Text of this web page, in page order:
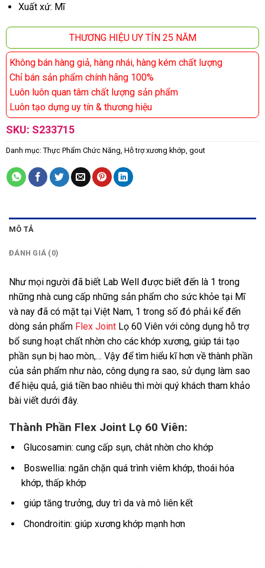
Xuất xứ: Mĩ
THƯƠNG HIỆU UY TÍN 25 NĂM
Không bán hàng giả, hàng nhái, hàng kém chất lượng
Chỉ bán sản phẩm chính hãng 100%
Luôn luôn quan tâm chất lượng sản phẩm
Luôn tạo dựng uy tín & thương hiệu
SKU: S233715
Danh mục: Thực Phẩm Chức Năng Hỗ trợ xương khớp, gout
MÔ TẢ
ĐÁNH GIÁ (0)
Như mọi người đã biết Lab Well được biết đến là 1 trong
những nhà cung cấp những sản phẩm cho sức khỏe tại Mĩ
và nay đã có mặt tại Việt Nam, 1 trong số đó phải kể đến
dòng sản phẩm Flex Joint Lọ 60 Viên với công dụng hỗ trợ
bổ sung hoạt chất nhờn cho các khớp xương, giúp tái tạo
phần sụn bị hao mòn,… Vậy để tìm hiểu kĩ hơn về thành phần
của sản phẩm như nào, công dụng ra sao, sử dụng làm sao
để hiệu quả, giá tiền bao nhiêu thì mời quý khách tham khảo
bài viết dưới đây.
Thành Phần Flex Joint Lọ 60 Viên:
Glucosamin: cung cấp sụn, chât nhờn cho khớp
Boswellia: ngăn chặn quá trình viêm khớp, thoái hóa
khớp, thấp khớp
giúp tăng trưởng, duy trì da và mô liên kết
Chondroitin: giúp xương khớp mạnh hơn